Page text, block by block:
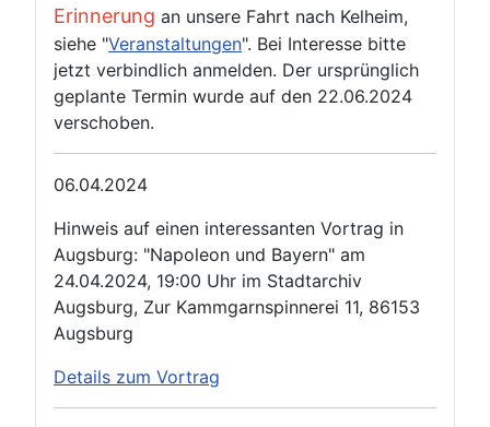
Erinnerung an unsere Fahrt nach Kelheim,
siehe "Veranstaltungen". Bei Interesse bitte
jetzt verbindlich anmelden. Der ursprünglich
geplante Termin wurde auf den 22.06.2024
verschoben.
06.04.2024
Hinweis auf einen interessanten Vortrag in
Augsburg: "Napoleon und Bayern" am
24.04.2024, 19:00 Uhr im Stadtarchiv
Augsburg, Zur Kammgarnspinnerei 11, 86153
Augsburg
Details zum Vortrag